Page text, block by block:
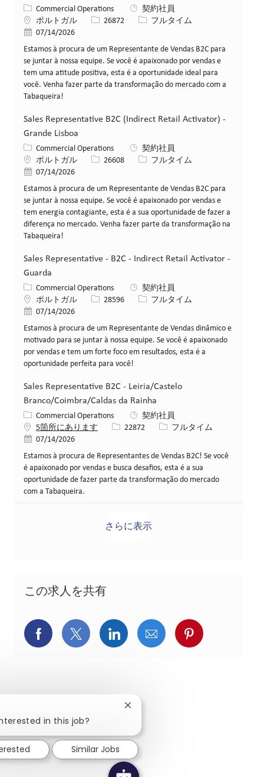
カテゴリー
Commercial Operations
契約社員
場所ポルトガル 求人ID26872 役職フルタイム
投稿日07/14/2026
Estamos à procura de um Representante de Vendas B2C para
se juntar à nossa equipe. Se você é apaixonado por vendas e
tem uma atitude positiva, esta é a oportunidade ideal para
você. Venha fazer parte da transformação do mercado com a
Tabaqueira!
Sales Representative B2C (Indirect Retail Activator) -
Grande Lisboa
カテゴリー
Commercial Operations
契約社員
場所ポルトガル 求人ID26608 役職フルタイム
投稿日07/14/2026
Estamos à procura de um Representante de Vendas B2C para
se juntar à nossa equipe. Se você é apaixonado por vendas e
tem energia contagiante, esta é a sua oportunidade de fazer a
diferença no mercado. Venha fazer parte da transformação na
Tabaqueira!
Sales Representative - B2C - Indirect Retail Activator -
Guarda
カテゴリー
Commercial Operations
契約社員
場所ポルトガル 求人ID28596 役職フルタイム
投稿日07/14/2026
Estamos à procura de um Representante de Vendas dinâmico e
motivado para se juntar à nossa equipe. Se você é apaixonado
por vendas e tem um forte foco em resultados, esta é a
oportunidade perfeita para você!
Sales Representative B2C - Leiria/Castelo
Branco/Coimbra/Caldas da Rainha
カテゴリー
Commercial Operations
契約社員
5箇所にあります
求人ID22872 役職フルタイム
投稿日07/14/2026
Estamos à procura de Representantes de Vendas B2C! Se você
é apaixonado por vendas e busca desafios, esta é a sua
oportunidade de fazer parte da transformação do mercado
com a Tabaqueira.
さらに表示
この求人を共有
Facebookでシェア
X(旧Twitter)でシェア
LinkedInでシェア
メールでシェア
Pinterestで
in this job?
Close chatbot notification
Similar Jobs